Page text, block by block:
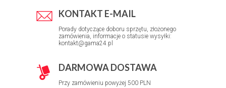
KONTAKT E-MAIL
Porady dotyczące doboru sprzętu, złożonego
zamówienia, informacje o statusie wysyłki:
kontakt@gama24.pl
DARMOWA DOSTAWA
Przy zamówieniu powyżej 500 PLN